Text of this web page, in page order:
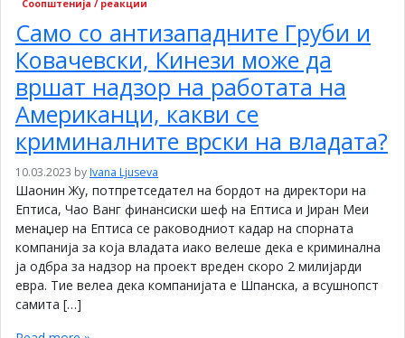
Соопштенија / реакции
Само со антизападните Груби и
Ковачевски, Кинези може да
вршат надзор на работата на
Американци, какви се
криминалните врски на владата?
10.03.2023 byIvana Ljuseva
Шаонин Жу, потпретседател на бордот на директори на
Ептиса, Чао Ванг финансиски шеф на Ептиса и Јиран Меи
менаџер на Ептиса се раководниот кадар на спорната
компанија за која владата иако велеше дека е криминална
ја одбра за надзор на проект вреден скоро 2 милијарди
евра. Тие велеа дека компанијата е Шпанска, а всушнопст
самита […]